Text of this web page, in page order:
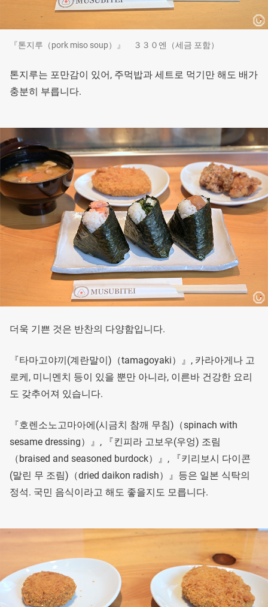
『톤지루（pork miso soup）』 ３３０엔（세금 포함）
톤지루는 포만감이 있어, 주먹밥과 세트로 먹기만 해도 배가
충분히 부릅니다.
더욱 기쁜 것은 반찬의 다양함입니다.
『타마고야끼(계란말이)（tamagoyaki）』, 카라아게나 고
로케, 미니멘치 등이 있을 뿐만 아니라, 이른바 건강한 요리
도 갖추어져 있습니다.
『호렌소노고마아에(시금치 참깨 무침)（spinach with
sesame dressing）』, 『킨피라 고보우(우엉) 조림
（braised and seasoned burdock）』, 『키리보시 다이콘
(말린 무 조림)（dried daikon radish）』등은 일본 식탁의
정석. 국민 음식이라고 해도 좋을지도 모릅니다.